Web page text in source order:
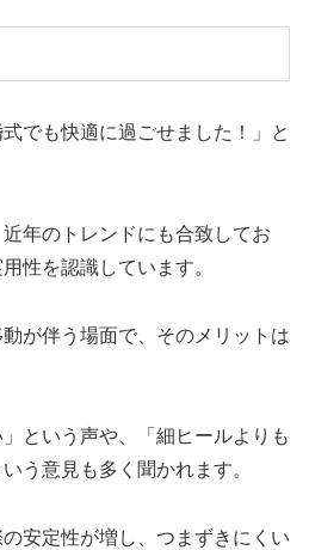
でも快適に過ごせました！」と
年のトレンドにも合致してお
性を認識しています。
が伴う場面で、そのメリットは
」という声や、「細ヒールよりも
う意見も多く聞かれます。
安定性が増し、つまずきにくい